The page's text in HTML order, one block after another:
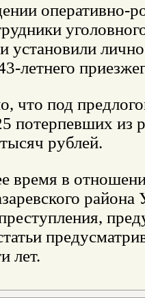
оперативно-
установили
летнего
что под
потерпевших из
рублей.
время в
лет.